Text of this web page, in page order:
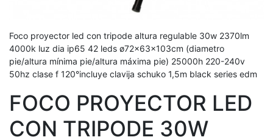
Foco proyector led con tripode altura regulable 30w 2370lm
4000k luz dia ip65 42 leds ø72x63x103cm (diametro
pie/altura mínima pie/altura máxima pie) 25000h 220-240v
50hz clase f 120°incluye clavija schuko 1,5m black series edm
FOCO PROYECTOR LED
CON TRIPODE 30W